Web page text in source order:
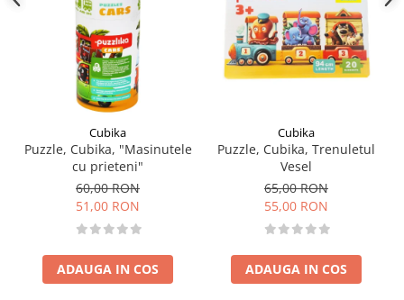
Cubika
Puzzle, Cubika, "Masinutele
cu prieteni"
60,00 RON
51,00 RON
ADAUGA IN COS
Cubika
Puzzle, Cubika, Trenuletul
Vesel
65,00 RON
55,00 RON
ADAUGA IN COS